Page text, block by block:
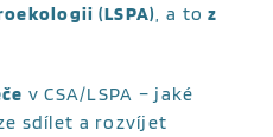
(LSPA) , a toz
v CSA/LSPA – jaké
sdílet a rozvíjet